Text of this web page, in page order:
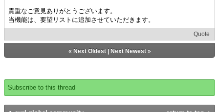
貴重なご意見ありがとうございます。
当機能は、要望リストに追加させていただきます。
Quote
« Next Oldest| Next Newest»
Subscribe to this thread